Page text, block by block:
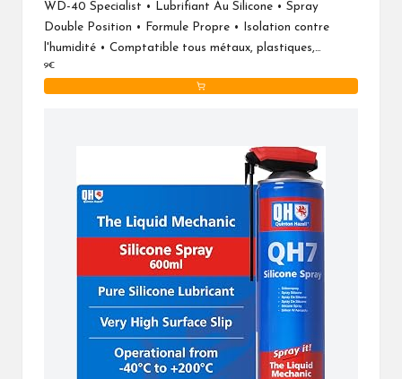
WD-40 Specialist • Lubrifiant Au Silicone • Spray
Double Position • Formule Propre • Isolation contre
l'humidité • Comptatible tous métaux, plastiques,
caoutchoucs et bois • 250 ML
9€